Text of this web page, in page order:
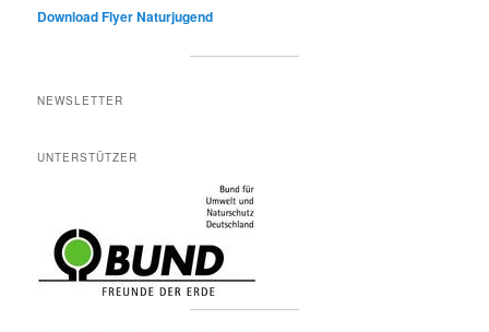
Download Flyer Naturjugend
NEWSLETTER
UNTERSTÜTZER